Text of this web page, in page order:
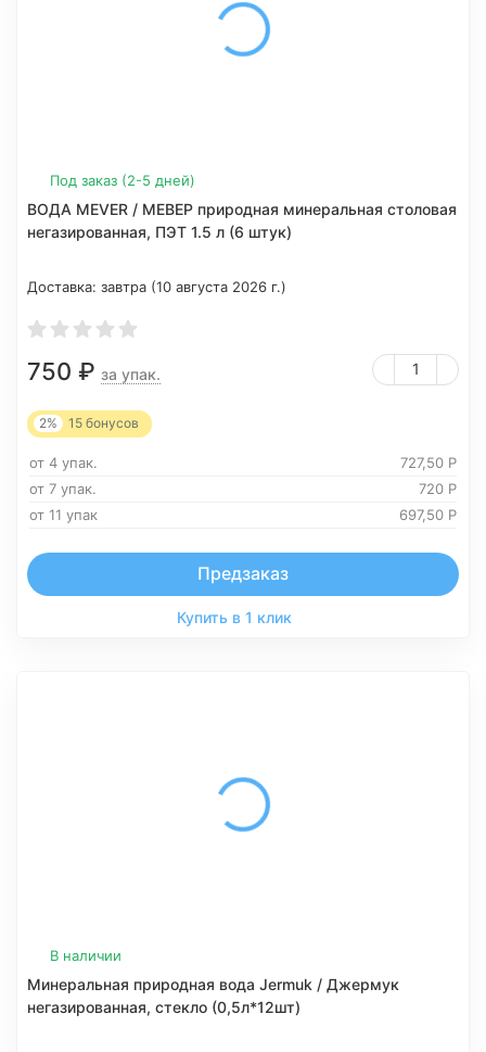
Под заказ (2-5 дней)
ВОДА MEVER / МЕВЕР природная минеральная столовая
негазированная, ПЭТ 1.5 л (6 штук)
Доставка: завтра (10 августа 2026 г.)
750 ₽ за упак.
2% 15 бонусов
от 4 упак. 727,50 Р
от 7 упак.
720 Р
от 11 упак
697,50 Р
Предзаказ
Купить в 1 клик
В наличии
Минеральная природная вода Jermuk / Джермук
негазированная, стекло (0,5л*12шт)